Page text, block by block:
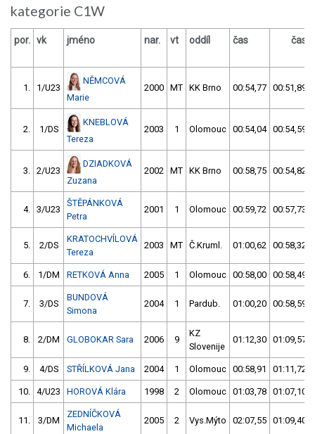
kategorie C1W
por. vk jméno nar. vt oddíl čas čas
1. 1/U23
NĚMCOVÁ
Marie
2000 MT KK Brno 00:54,77 00:51,89
2. 1/DS
KNEBLOVÁ
Tereza
2003 1 Olomouc 00:54,04 00:54,59
3. 2/U23
DZIADKOVÁ
Zuzana
2002 MT KK Brno 00:58,75 00:54,82
4. 3/U23
ŠTĚPÁNKOVÁ
Petra
2001 1 Olomouc 00:59,72 00:57,73
5. 2/DS
KRATOCHVÍLOVÁ
Tereza
2003 MT Č.Kruml. 01:00,62 00:58,32
6. 1/DM RETKOVÁ Anna 2005 1 Olomouc 00:58,00 00:58,49
7. 3/DS
BUNDOVÁ
Simona
2004 1 Pardub. 01:00,20 00:58,59
8. 2/DM GLOBOKAR Sara 2006 9
KZ
Slovenije
01:12,30 01:09,57
9. 4/DS STŘÍLKOVÁ Jana 2004 1 Olomouc 00:58,91 01:11,72
10. 4/U23 HOROVÁ Klára 1998 2 Olomouc 01:03,78 01:07,10
11. 3/DM
ZEDNÍČKOVÁ
Michaela
2005 2 Vys.Mýto 02:07,55 01:09,40